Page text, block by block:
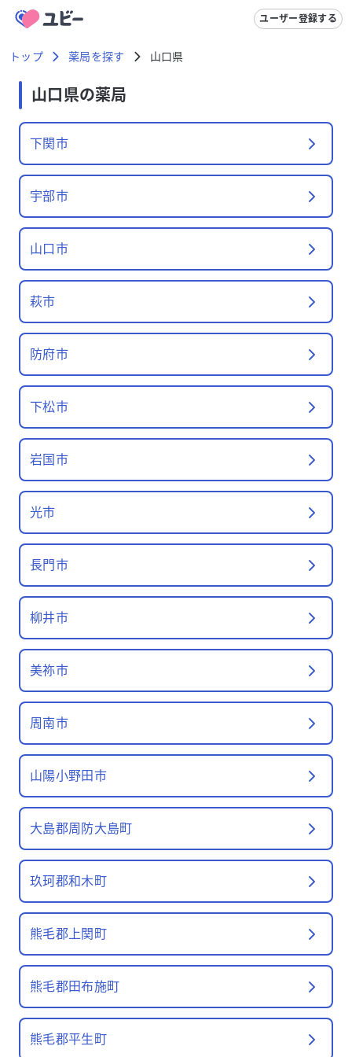
ユーザー登録する
トップ 薬局を探す 山口県
山口県の薬局
下関市
宇部市
山口市
萩市
防府市
下松市
岩国市
光市
長門市
柳井市
美祢市
周南市
山陽小野田市
大島郡周防大島町
玖珂郡和木町
熊毛郡上関町
熊毛郡田布施町
熊毛郡平生町